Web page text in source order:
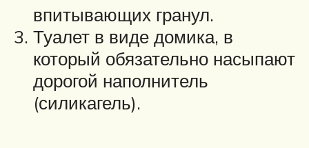
впитывающих гранул.
Туалет в виде домика, в
который обязательно насыпают
дорогой наполнитель
(силикагель).